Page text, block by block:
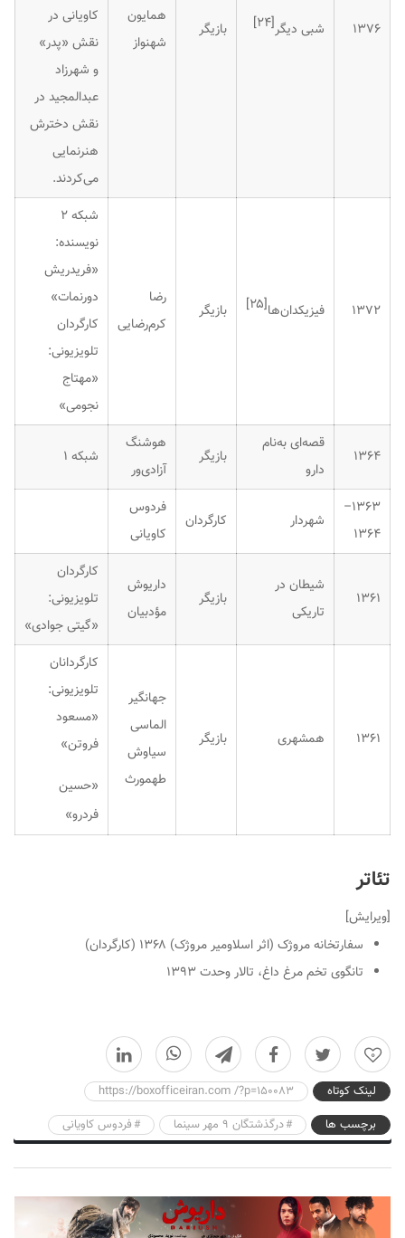
۱۳۷۶ شبی دیگر[۲۴] بازیگر
همایون
شهنواز
کاویانی در
نقش «پدر»
و شهرزاد
عبدالمجید در
نقش دخترش
هنرنمایی
می‌کردند.
۱۳۷۲ فیزیکدان‌ها[۲۵] بازیگر
رضا
کرم‌رضایی
شبکه ۲
نویسنده:
«فریدریش
دورنمات»
کارگردان
تلویزیونی:
«مهتاج
نجومی»
۱۳۶۴
قصه‌ای به‌نام
دارو
بازیگر
هوشنگ
آزادی‌ور
شبکه ۱
۱۳۶۳–
۱۳۶۴
شهردار کارگردان
فردوس
کاویانی
۱۳۶۱
شیطان در
تاریکی
بازیگر
داریوش
مؤدبیان
کارگردان
تلویزیونی:
«گیتی جوادی»
۱۳۶۱ همشهری بازیگر
جهانگیر
الماسی
سیاوش
طهمورث
کارگردانان
تلویزیونی:
«مسعود
فروتن»
«حسین
فردرو»
تئاتر
[ویرایش]
سفارتخانه مروژک (اثر اسلاومیر مروژک)
تانگوی تخم مرغ داغ، تالار وحدت ۱۳۹۳
0
لینک کوتاه
https://boxofficeiran.com /?p=150083
برچسب ها
درگذشتگان ۹ مهر سینما فردوس کاویانی